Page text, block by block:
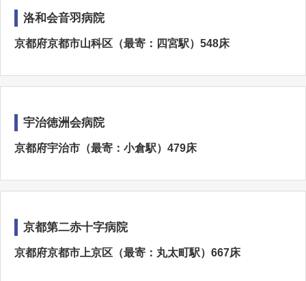
洛和会音羽病院
京都府京都市山科区（最寄：四宮駅）548床
宇治徳洲会病院
京都府宇治市（最寄：小倉駅）479床
京都第二赤十字病院
京都府京都市上京区（最寄：丸太町駅）667床